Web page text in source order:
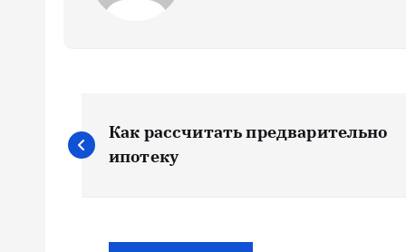
Н
а
Как рассчитать предварительно
ипотеку